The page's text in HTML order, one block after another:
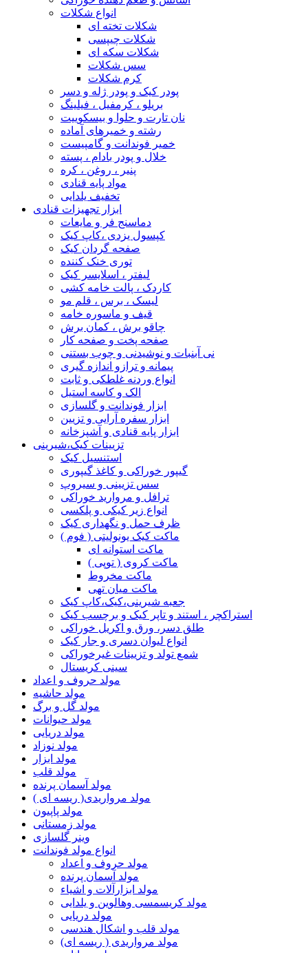
انواع شکلات
شکلات تخته ای
شکلات چیپسی
شکلات سکه ای
سس شکلات
کرم شکلات
پودر کیک و پودر ژله و دسر
بریلو ، کرمفیل ، فیلینگ
نان تارت و حلوا و بیسکوییت
رشته و خمیرهای آماده
خمیر فوندانت و گامپیست
خلال و پودر بادام ، پسته
پنیر ، روغن ، کره
مواد پایه قنادی
تخفیف یلدایی
ابزار تجهیزات قنادی
دماسنج فر و مایعات
کپسول یزدی ،کاپ کیک
صفحه گردان کیک
توری خنک کننده
لیفتر ، اسلایسر کیک
کاردک ، پالت خامه کشی
لیسک ، برس ، قلم مو
قیف و ماسوره خامه
چاقو برش ، کمان برش
صفحه پخت و صفحه کار
نی آبنبات و نوشیدنی و چوب بستنی
پیمانه و ترازو اندازه گیری
انواع وردنه غلطکی و ثابت
الک و کاسه استیل
ابزار فوندانت و گلسازی
ابزار سفره آرایی و تزیین
ابزار پایه قنادی و آشپزخانه
تزیینات کیک،شیرینی
استنسیل کیک
گیپور خوراکی و کاغذ گیپوری
سس تزیینی و سیروپ
ترافل و مروارید خوراکی
انواع زیر کیکی و پلکسی
ظرف حمل و نگهداری کیک
ماکت کیک یونولیتی ( فوم )
ماکت استوانه ای
ماکت کروی ( توپی )
ماکت مخروط
ماکت میان تهی
جعبه شیرینی،کیک،کاپ کیک
استراکچر ، استند و تاپر کیک و برچسب کیک
طلق دسر، ورق و اکریل خوراکی
انواع لیوان دسری و جار کیک
شمع تولد و تزیینات غیرخوراکی
سینی کریستال
مولد حروف و اعداد
مولد حاشیه
مولد گل و برگ
مولد حیوانات
مولد دریایی
مولد نوزاد
مولد ابزار
مولد قلب
مولد آسمان پرنده
مولد مرواریدی( ریسه ای )
مولد پاپیون
مولد زمستانی
وینر گلسازی
انواع مولد فوندانت
مولد حروف و اعداد
مولد آسمان پرنده
مولد ابزارآلات و اشیاء
مولد کریسمسی وهالوین و یلدایی
مولد دریایی
مولد قلب و اشکال هندسی
مولد مرواریدی ( ریسه ای)